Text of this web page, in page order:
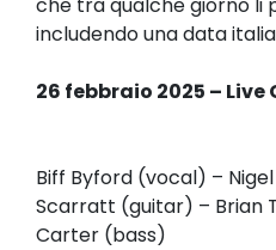
includendo una data
26 febbraio 2025 – Live
Biff Byford (vocal) –
Scarratt (guitar) – Brian
Carter (bass)